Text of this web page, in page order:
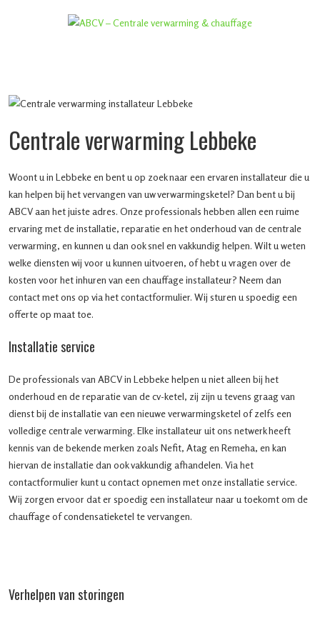
Centrale verwarming Lebbeke
Woont u in Lebbeke en bent u op zoek naar een ervaren installateur die u
kan helpen bij het vervangen van uw verwarmingsketel? Dan bent u bij
ABCV aan het juiste adres. Onze professionals hebben allen een ruime
ervaring met de installatie, reparatie en het onderhoud van de centrale
verwarming, en kunnen u dan ook snel en vakkundig helpen. Wilt u weten
welke diensten wij voor u kunnen uitvoeren, of hebt u vragen over de
kosten voor het inhuren van een chauffage installateur? Neem dan
contact met ons op via het contactformulier. Wij sturen u spoedig een
offerte op maat toe.
Installatie service
De professionals van ABCV in Lebbeke helpen u niet alleen bij het
onderhoud en de reparatie van de cv-ketel, zij zijn u tevens graag van
dienst bij de installatie van een nieuwe verwarmingsketel of zelfs een
volledige centrale verwarming. Elke installateur uit ons netwerk heeft
kennis van de bekende merken zoals Nefit, Atag en Remeha, en kan
hiervan de installatie dan ook vakkundig afhandelen. Via het
contactformulier kunt u contact opnemen met onze installatie service.
Wij zorgen ervoor dat er spoedig een installateur naar u toekomt om de
chauffage of condensatieketel te vervangen.
Verhelpen van storingen